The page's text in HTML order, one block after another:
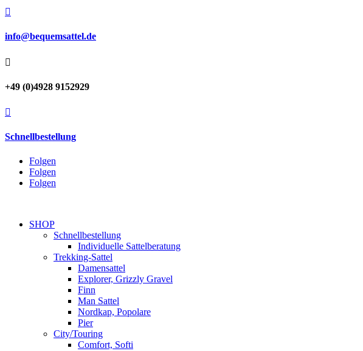

info@bequemsattel.de

+49 (0)4928 9152929

Schnellbestellung
Folgen
Folgen
Folgen
SHOP
Schnellbestellung
Individuelle Sattelberatung
Trekking-Sattel
Damensattel
Explorer, Grizzly Gravel
Finn
Man Sattel
Nordkap, Popolare
Pier
City/Touring
Comfort, Softi